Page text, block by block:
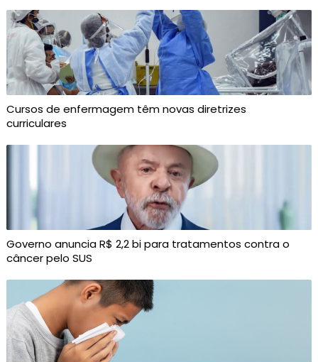
Cursos de enfermagem têm novas diretrizes
curriculares
Governo anuncia R$ 2,2 bi para tratamentos contra o
câncer pelo SUS